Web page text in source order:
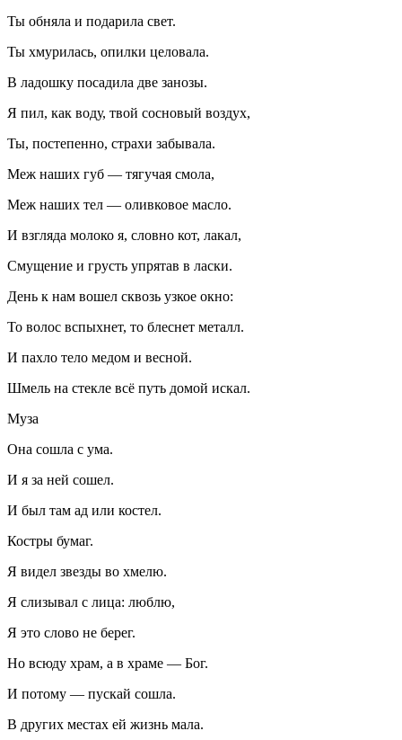
Ты обняла и подарила свет.
Ты хмурилась, опилки целовала.
В ладошку посадила две занозы.
Я пил, как воду, твой сосновый воздух,
Ты, постепенно, страхи забывала.
Меж наших губ — тягучая смола,
Меж наших тел — оливковое масло.
И взгляда молоко я, словно кот, лакал,
Смущение и грусть упрятав в ласки.
День к нам вошел сквозь узкое окно:
То волос вспыхнет, то блеснет металл.
И пахло тело медом и весной.
Шмель на стекле всё путь домой искал.
Муза
Она сошла с ума.
И я за ней сошел.
И был там ад или костел.
Костры бумаг.
Я видел звезды во хмелю.
Я слизывал с лица: люблю,
Я это слово не берег.
Но всюду храм, а в храме — Бог.
И потому — пускай сошла.
В других местах ей жизнь мала.